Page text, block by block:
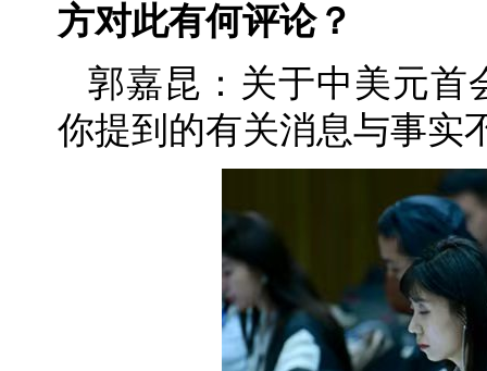
方对此有何评论？
郭嘉昆：关于中美元首
你提到的有关消息与事实